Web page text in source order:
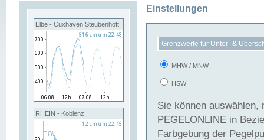
Elbe - Cuxhaven Steubenhöft
RHEIN - Koblenz
Einstellungen
Grenzwerte für Unter- &
MHW / MNW
HSW
Sie können
PEGELONLINE in Beziehung
Farbgebung der